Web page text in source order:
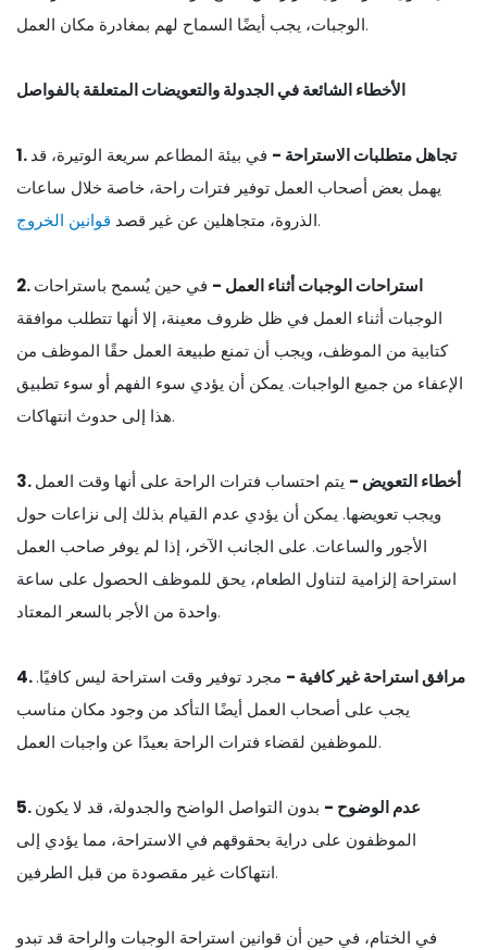
الوجبات، يجب أيضًا السماح لهم بمغادرة مكان العمل.
الأخطاء الشائعة في الجدولة والتعويضات المتعلقة بالفواصل
1. تجاهل متطلبات الاستراحة - في بيئة المطاعم سريعة الوتيرة، قد
يهمل بعض أصحاب العمل توفير فترات راحة، خاصة خلال ساعات
الذروة، متجاهلين عن غير قصد قوانين الخروج .
2. استراحات الوجبات أثناء العمل - في حين يُسمح باستراحات
الوجبات أثناء العمل في ظل ظروف معينة، إلا أنها تتطلب موافقة
كتابية من الموظف، ويجب أن تمنع طبيعة العمل حقًا الموظف من
الإعفاء من جميع الواجبات. يمكن أن يؤدي سوء الفهم أو سوء تطبيق
هذا إلى حدوث انتهاكات.
3. أخطاء التعويض - يتم احتساب فترات الراحة على أنها وقت العمل
ويجب تعويضها. يمكن أن يؤدي عدم القيام بذلك إلى نزاعات حول
الأجور والساعات. على الجانب الآخر، إذا لم يوفر صاحب العمل
استراحة إلزامية لتناول الطعام، يحق للموظف الحصول على ساعة
واحدة من الأجر بالسعر المعتاد.
4. مرافق استراحة غير كافية - مجرد توفير وقت استراحة ليس كافيًا.
يجب على أصحاب العمل أيضًا التأكد من وجود مكان مناسب
للموظفين لقضاء فترات الراحة بعيدًا عن واجبات العمل.
5. عدم الوضوح - بدون التواصل الواضح والجدولة، قد لا يكون
الموظفون على دراية بحقوقهم في الاستراحة، مما يؤدي إلى
انتهاكات غير مقصودة من قبل الطرفين.
في الختام، في حين أن قوانين استراحة الوجبات والراحة قد تبدو